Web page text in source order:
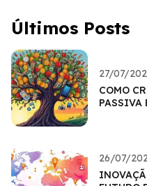
Últimos Posts
27/07/
COMO
PASSIVA
26/07/